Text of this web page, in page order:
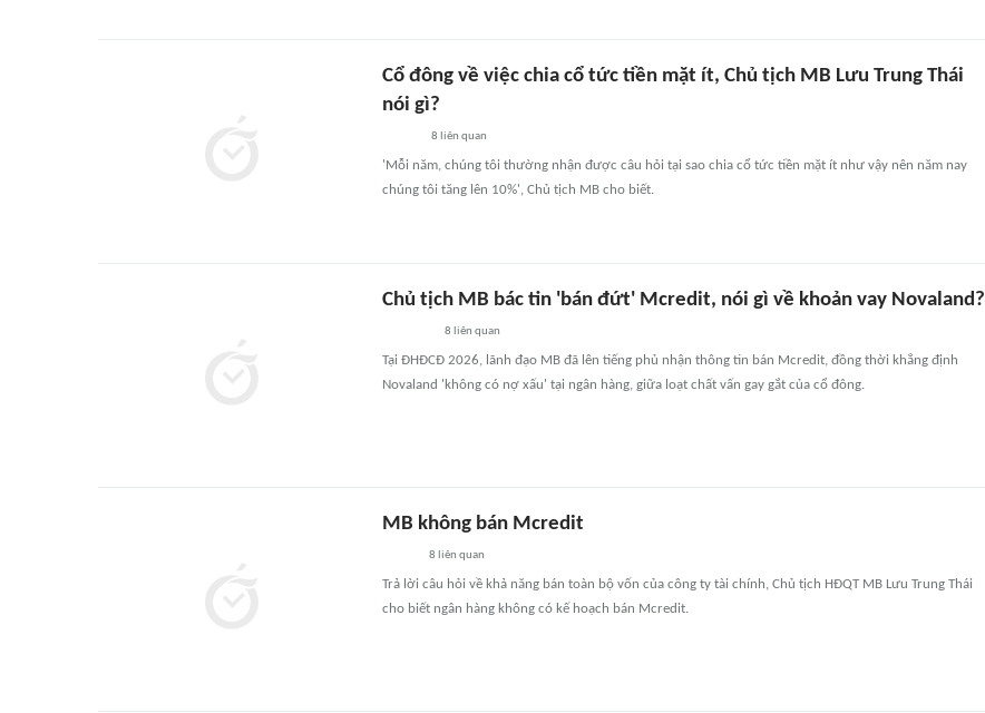
Cổ đông về việc chia cổ tức tiền mặt ít, Chủ tịch MB Lưu Trung Thái
nói gì?
8 liên quan
'Mỗi năm, chúng tôi thường nhận được câu hỏi tại sao chia cổ tức tiền mặt ít như vậy nên năm nay
chúng tôi tăng lên 10%', Chủ tịch MB cho biết.
Chủ tịch MB bác tin 'bán đứt' Mcredit, nói gì về khoản vay Novaland?
8 liên quan
Tại ĐHĐCĐ 2026, lãnh đạo MB đã lên tiếng phủ nhận thông tin bán Mcredit, đồng thời khẳng định
Novaland 'không có nợ xấu' tại ngân hàng, giữa loạt chất vấn gay gắt của cổ đông.
MB không bán Mcredit
8 liên quan
Trả lời câu hỏi về khả năng bán toàn bộ vốn của công ty tài chính, Chủ tịch HĐQT MB Lưu Trung Thái
cho biết ngân hàng không có kế hoạch bán Mcredit.